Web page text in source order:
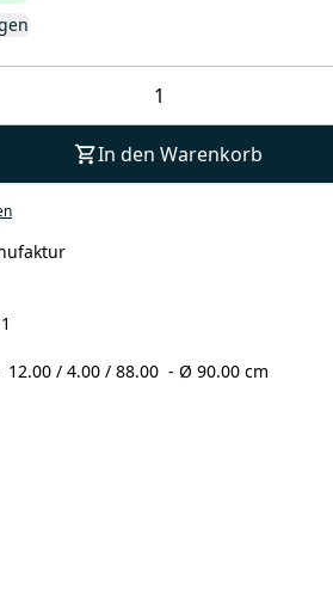
In den Warenkorb
/ 4.00 / 88.00 - Ø 90.00 cm